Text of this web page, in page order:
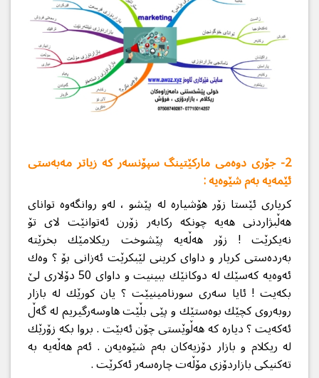
2- جۆری دوه‌می ماركێتینگ سپۆنسه‌ر كه‌ زیاتر مه‌به‌ستی
ئێمه‌یه‌ به‌م شێوه‌یه‌ :
كریاری ئێستا زۆر هۆشیاره‌ له‌ پێشو ، له‌و روانگه‌وه‌ توانای
هه‌ڵبژاردنی هه‌یه‌ چونكه‌ ركابه‌ر زۆرن ئه‌توانێت لای تۆ
نه‌یكرێت ! زۆر هه‌ڵه‌یه‌ پێشوخت ریكلامێك بخرێته‌
به‌رده‌ستی كریار و داوای كرینی لێبكرێت ئه‌زانی بۆ ؟ وه‌ك
ئه‌وه‌یه‌ كه‌سێك له‌ دوكانێك ببینیت و داوای 50 دۆلاری لێ
بكه‌یت ! ئایا سه‌ری سورنامینیێت ؟ یان كورێك له‌ بازار
روبه‌روی كچێك بوه‌ستێك و پێی بڵێت هاوسه‌رگیریم له‌ گه‌ڵ
ئه‌كه‌یت ؟ دیاره‌ كه‌ هه‌ڵوێستی چۆن ئه‌بێت . بروا بكه‌ زۆرێك
له‌ ریكلام و بازار دۆزیه‌كان به‌م شێوه‌یه‌ن . ئه‌م هه‌ڵه‌یه‌ به‌
ته‌كنیكی بازاردۆزی مۆڵه‌ت چاره‌سه‌ر ئه‌كرێت .